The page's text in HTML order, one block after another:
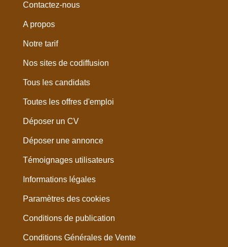
Contactez-nous
A propos
Notre tarif
Nos sites de codiffusion
Tous les candidats
Toutes les offres d'emploi
Déposer un CV
Déposer une annonce
Témoignages utilisateurs
Informations légales
Paramètres des cookies
Conditions de publication
Conditions Générales de Vente